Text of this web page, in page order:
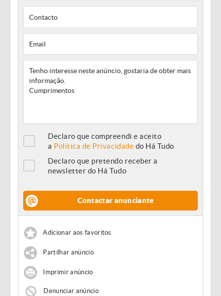
Declaro que compreendi e aceito
a Política de Privacidade do Há Tudo
Declaro que pretendo receber a
newsletter do Há Tudo
Contactar anunciante
Adicionar aos favoritos
Partilhar anúncio
Imprimir anúncio
Denunciar anúncio